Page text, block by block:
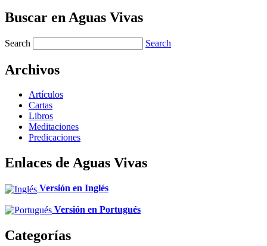
Buscar en Aguas Vivas
Search Search
Archivos
Artículos
Cartas
Libros
Meditaciones
Predicaciones
Enlaces de Aguas Vivas
Versión en Inglés
Versión en Portugués
Categorías